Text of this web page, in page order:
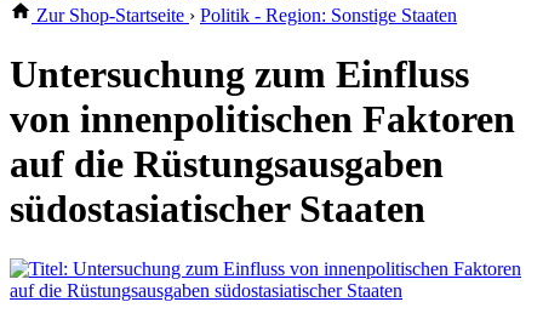
Zur Shop-Startseite › Politik - Region: Sonstige Staaten
Untersuchung zum Einfluss
von innenpolitischen Faktoren
auf die Rüstungsausgaben
südostasiatischer Staaten